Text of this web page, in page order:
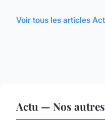
Voir tous les articles
Actu — Nos